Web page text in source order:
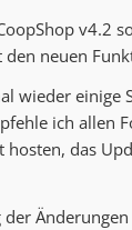
v4.2
neuen
wieder einige
ich allen
hosten, das
der